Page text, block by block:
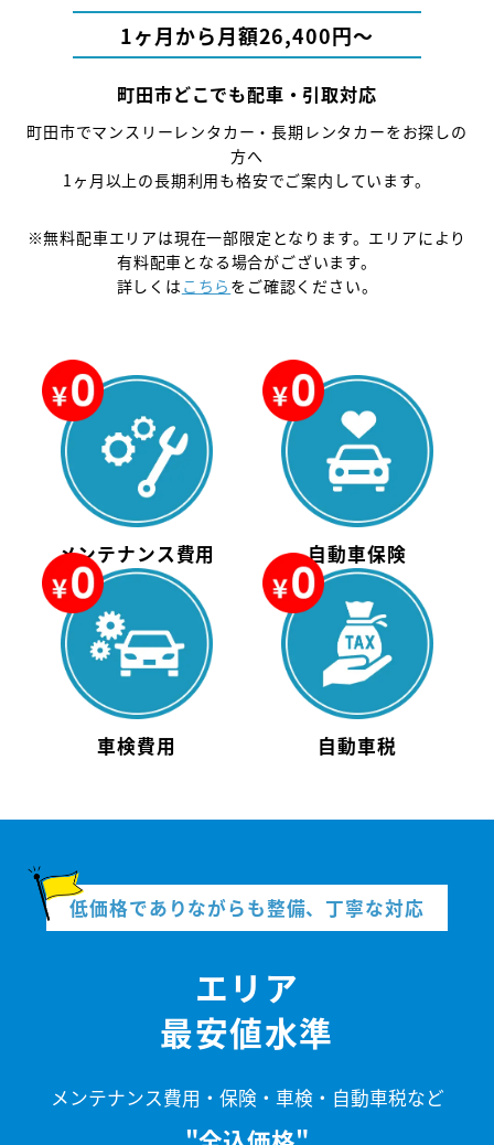
1ヶ月から月額26,400円〜
町田市どこでも配車・引取対応
町田市でマンスリーレンタカー・長期レンタカーをお探しの
方へ
1ヶ月以上の長期利用も格安でご案内しています。
※無料配車エリアは現在一部限定となります。エリアにより
有料配車となる場合がございます。
詳しくは こちら をご確認ください。
メンテナンス費用 自動車保険
車検費用 自動車税
低価格でありながらも整備、丁寧な対応
エリア
最安値水準
メンテナンス費用・保険・車検・自動車税など